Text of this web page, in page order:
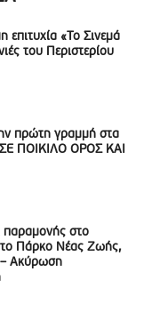
«Το Σινεμά
του Περιστερίου
πρώτη γραμμή στα
ΠΟΙΚΙΛΟ ΟΡΟΣ ΚΑΙ
παραμονής στο
Πάρκο Νέας Ζωής,
Ακύρωση